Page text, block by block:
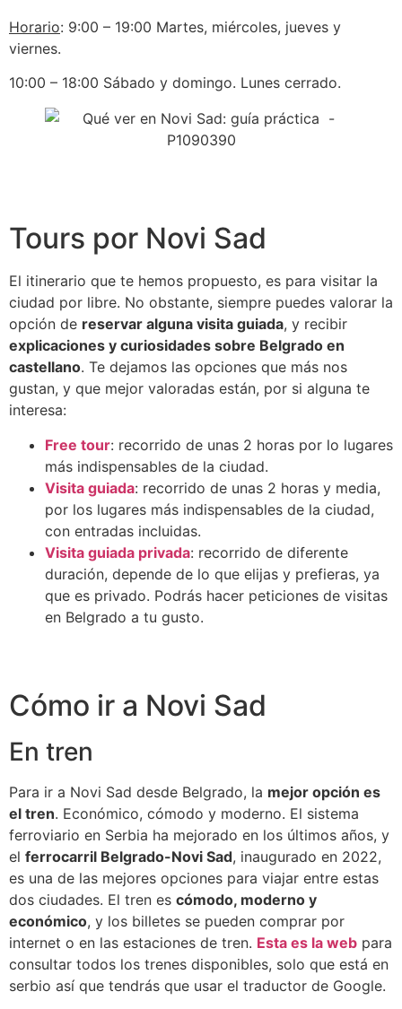
Horario: 9:00 – 19:00 Martes, miércoles, jueves y
viernes.
10:00 – 18:00 Sábado y domingo. Lunes cerrado.
Tours por Novi Sad
El itinerario que te hemos propuesto, es para visitar la
ciudad por libre. No obstante, siempre puedes valorar la
opción de reservar alguna visita guiada, y recibir
explicaciones y curiosidades sobre Belgrado en
castellano. Te dejamos las opciones que más nos
gustan, y que mejor valoradas están, por si alguna te
interesa:
Free tour: recorrido de unas 2 horas por lo lugares
más indispensables de la ciudad.
Visita guiada: recorrido de unas 2 horas y media,
por los lugares más indispensables de la ciudad,
con entradas incluidas.
Visita guiada privada: recorrido de diferente
duración, depende de lo que elijas y prefieras, ya
que es privado. Podrás hacer peticiones de visitas
en Belgrado a tu gusto.
Cómo ir a Novi Sad
En tren
Para ir a Novi Sad desde Belgrado, la mejor opción es
el tren. Económico, cómodo y moderno. El sistema
ferroviario en Serbia ha mejorado en los últimos años, y
el ferrocarril Belgrado-Novi Sad, inaugurado en 2022,
es una de las mejores opciones para viajar entre estas
dos ciudades. El tren es cómodo, moderno y
económico, y los billetes se pueden comprar por
internet o en las estaciones de tren. Esta es la web para
consultar todos los trenes disponibles, solo que está en
serbio así que tendrás que usar el traductor de Google.